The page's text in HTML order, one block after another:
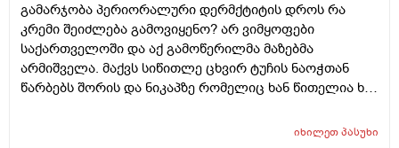
გამარჯობა პერიორალური დერმქტიტის დროს რა
კრემი შეიძლება გამოვიყენო? არ ვიმყოფები
საქართველოში და აქ გამოწერილმა მაზებმა
არმიშველა. მაქვს სიწითლე ცხვირ ტუჩის ნაოჭთან
წარბებს შორის და ნიკაპზე რომელიც ხან წითელია ხან
მირჩიეთ რა მაზი შემიძლია გამოვიყენო. მადლობა
იხილეთპასუხი